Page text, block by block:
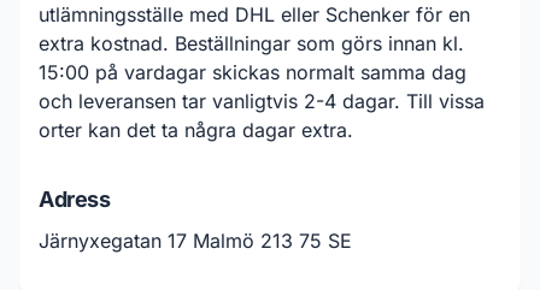
utlämningsställe med DHL eller Schenker för en
extra kostnad. Beställningar som görs innan kl.
15:00 på vardagar skickas normalt samma dag
och leveransen tar vanligtvis 2-4 dagar. Till vissa
orter kan det ta några dagar extra.
Adress
Järnyxegatan 17 Malmö 213 75 SE